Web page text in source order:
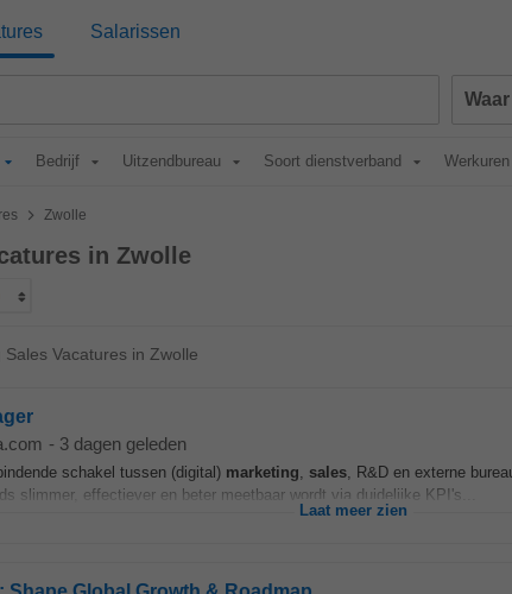
Salarissen
Waar
Bedrijf Uitzendbureau Soort dienstverband Werkuren
> Zwolle
in Zwolle
Vacatures in Zwolle
- 3 dagen geleden
schakel tussen (digital) marketing, sales, R&D en externe
slimmer, effectiever en beter meetbaar wordt via duidelijke KPI's...
Laat meer zien